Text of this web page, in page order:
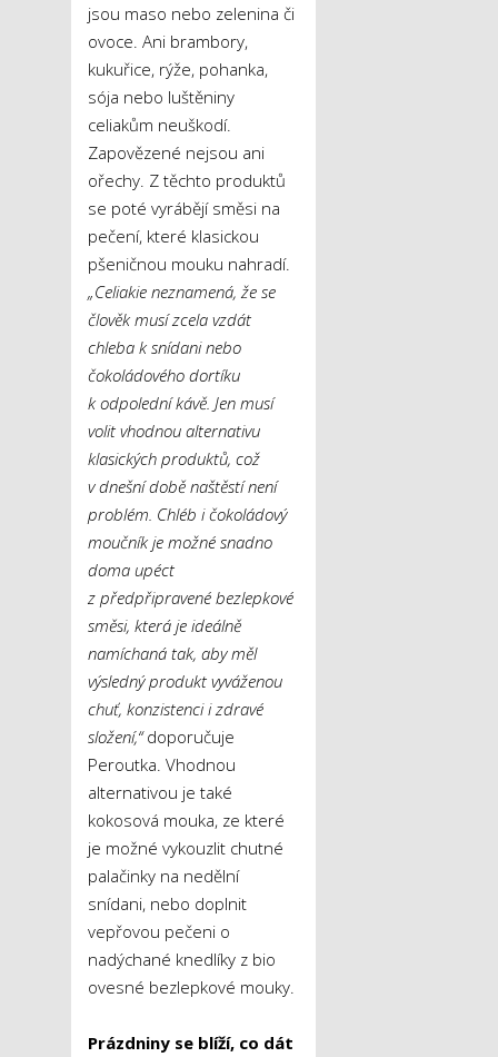
jsou maso nebo zelenina či
ovoce. Ani brambory,
kukuřice, rýže, pohanka,
sója nebo luštěniny
celiakům neuškodí.
Zapovězené nejsou ani
ořechy. Z těchto produktů
se poté vyrábějí směsi na
pečení, které klasickou
pšeničnou mouku nahradí.
„Celiakie neznamená, že se
člověk musí zcela vzdát
chleba k snídani nebo
čokoládového dortíku
k odpolední kávě. Jen musí
volit vhodnou alternativu
klasických produktů, což
v dnešní době naštěstí není
problém. Chléb i čokoládový
moučník je možné snadno
doma upéct
z předpřipravené bezlepkové
směsi, která je ideálně
namíchaná tak, aby měl
výsledný produkt vyváženou
chuť, konzistenci i zdravé
složení,“doporučuje
Peroutka. Vhodnou
alternativou je také
kokosová mouka, ze které
je možné vykouzlit chutné
palačinky na nedělní
snídani, nebo doplnit
vepřovou pečeni o
nadýchané knedlíky z bio
ovesné bezlepkové mouky.
Prázdniny se blíží, co dát